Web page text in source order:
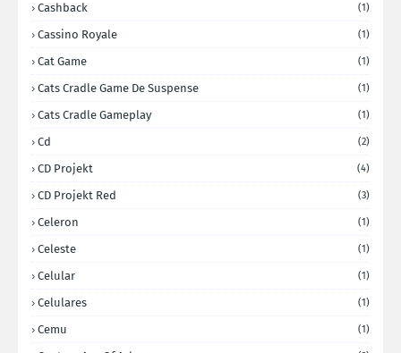
Cashback (1)
Cassino Royale (1)
Cat Game (1)
Cats Cradle Game De Suspense (1)
Cats Cradle Gameplay (1)
Cd (2)
CD Projekt (4)
CD Projekt Red (3)
Celeron (1)
Celeste (1)
Celular (1)
Celulares (1)
Cemu (1)